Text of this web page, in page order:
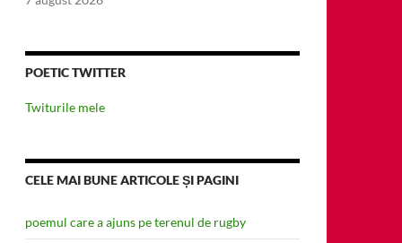
POETIC TWITTER
Twiturile mele
CELE MAI BUNE ARTICOLE ȘI PAGINI
poemul care a ajuns pe terenul de rugby